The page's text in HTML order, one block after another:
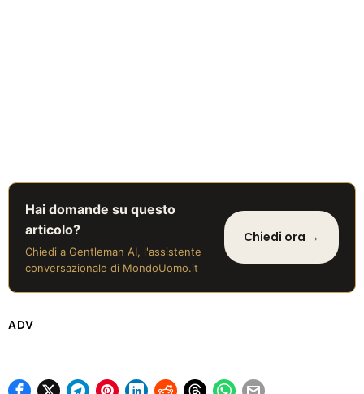
Hai domande su questo
articolo?
Chiedi a Gentleman AI, l'assistente
conversazionale di MondoUomo.it
Chiedi ora →
ADV